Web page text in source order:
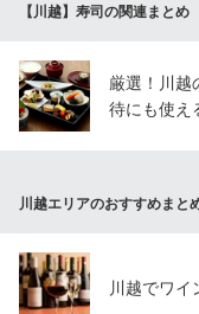
東武東上線川越駅 徒
【川越】寿司の関連まとめ
厳選！川越
待にも使え
川越エリアのおすすめまと
川越でワイ